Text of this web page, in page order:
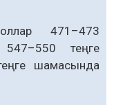
471–473
547–550 теңге
шамасында